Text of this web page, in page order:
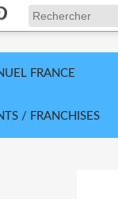
FRANCE
/ FRANCHISES